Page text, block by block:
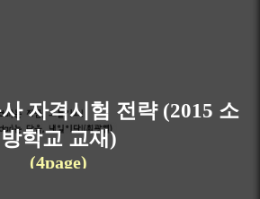
자격시험 전략 (2015 소
방학교 교재)
(4page)